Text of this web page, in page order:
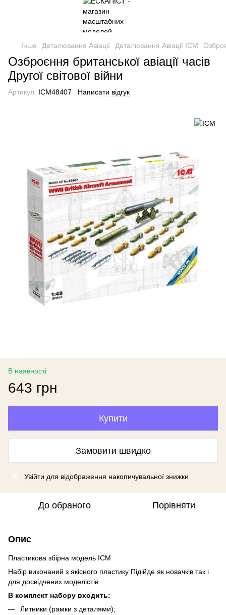
Інше Деталювання Авіації Деталювання Авіації ICM
Озброєння британської авіації часів
Другої світової війни
Артикул: ICM48407 Написати відгук
В наявності
643 грн
Купити
Замовити швидко
% Увійти для відображення накопичувальної знижки
До обраного Порівняти
Опис
Пластикова збірна модель ICM
Набір виконаний з якісного пластику Підійде як новачків так і
для досвідчених моделістів
В комплект набору входить:
Литники (рамки з деталями);